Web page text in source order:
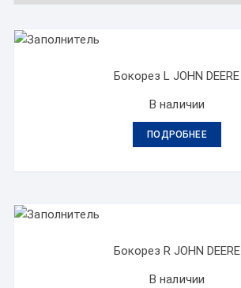
Бокорез L JOHN DEERE
В наличии
ПОДРОБНЕЕ
Бокорез R JOHN DEERE
В наличии